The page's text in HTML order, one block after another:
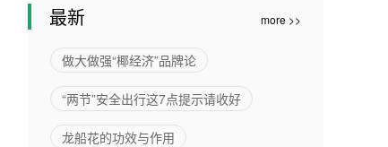
例263例
可累计为
超过300
亿元
超11亿人
最新 more >>
做大做强“椰经济”品牌论
“两节”安全出行这7点提示请收好
龙船花的功效与作用